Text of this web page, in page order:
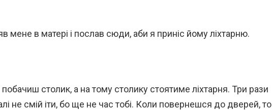
в матері і послав сюди, аби я приніс йому ліхтарню.
столик, а на тому столику стоятиме ліхтарня. Три рази
не смій іти, бо ще не час тобі. Коли повернешся до дверей, то